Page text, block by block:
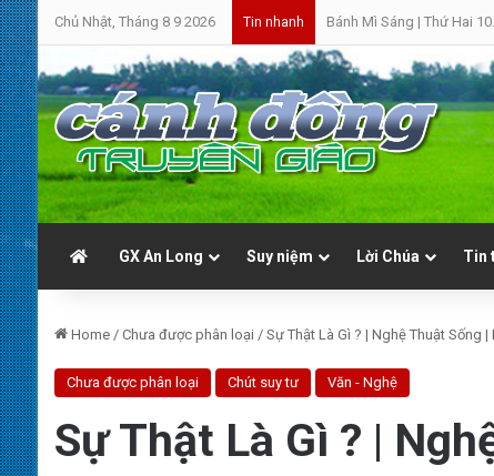
Chủ Nhật, Tháng 8 9 2026 Tin nhanh Bánh Mì Sáng | Thứ Hai
GX An Long Suy niệm Lời Chúa Tin
Home / Chưa được phân loại / Sự Thật Là Gì ? | Nghệ Thuật Sống |
Chưa được phân loại Chút suy tư Văn - Nghệ
Sự Thật Là Gì ? |